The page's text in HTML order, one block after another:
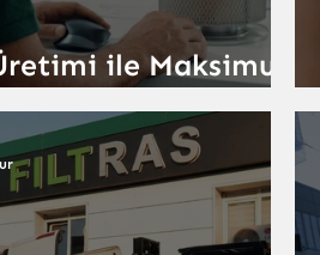
ile Maksimum
Verimlilik